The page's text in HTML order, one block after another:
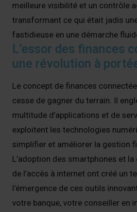
meilleure visibilité et un contrôle
transformant ce qui était jadis
fastidieuse en une démarche
L’essor des finances
une révolution à
Le concept de finances
cesse de gagner du terrain. Il
multitude d’applications et de
exploitent les technologies
simplifier et améliorer la gestion
L’adoption des smartphones et
de l’accès à internet ont créé un
l’émergence de ces outils
votre banque, votre conseiller en